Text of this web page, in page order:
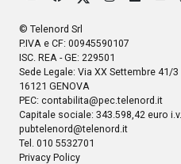
© Telenord Srl
P.IVA e CF: 00945590107
ISC. REA - GE: 229501
Sede Legale: Via XX Settembre 41/3
16121 GENOVA
PEC: contabilita@pec.telenord.it
Capitale sociale: 343.598,42 euro i.v.
pubtelenord@telenord.it
Tel. 010 5532701
Privacy Policy